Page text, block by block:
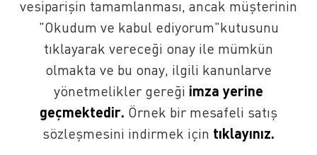
vesiparişin tamamlanması, ancak müşterinin
"Okudum ve kabul ediyorum"kutusunu
tıklayarak vereceği onay ile mümkün
olmakta ve bu onay, ilgili kanunlarve
yönetmelikler gereği ​imza yerine
geçmektedir​. Örnek bir mesafeli satış
sözleşmesini indirmek için ​ tıklayınız​.